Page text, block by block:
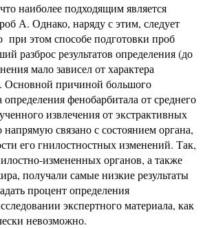
наиболее подходящим является
А. Однако, наряду с этим, следует
при этом способе подготовки проб
разброс результатов определения (до
мало зависел от характера
Основной причиной большого
фенобарбитала от среднего
извлечения от экстрактивных
связано с состоянием органа,
его гнилостностных изменений. Так,
измененных органов, а также
получали самые низкие результаты
процент определения
экспертного материала, как
невозможно.